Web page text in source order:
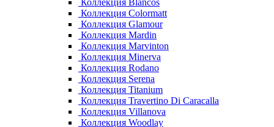
Коллекция Blancos
Коллекция Colormatt
Коллекция Glamour
Коллекция Mardin
Коллекция Marvinton
Коллекция Minerva
Коллекция Rodano
Коллекция Serena
Коллекция Titanium
Коллекция Travertino Di Caracalla
Коллекция Villanova
Коллекция Woodlay